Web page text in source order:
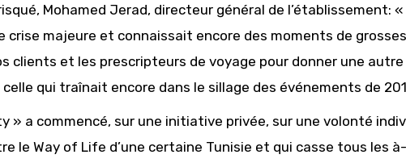
Mohamed Jerad, directeur général de l’établissement: «
crise majeure et connaissait encore des moments de grosses
clients et les prescripteurs de voyage pour donner une autre
qui traînait encore dans le sillage des événements de
» a commencé, sur une initiative privée, sur une volonté
le Way of Life d’une certaine Tunisie et qui casse tous les